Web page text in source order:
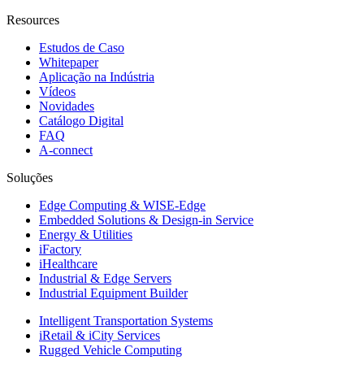
Resources
Estudos de Caso
Whitepaper
Aplicação na Indústria
Vídeos
Novidades
Catálogo Digital
FAQ
A-connect
Soluções
Edge Computing & WISE-Edge
Embedded Solutions & Design-in Service
Energy & Utilities
iFactory
iHealthcare
Industrial & Edge Servers
Industrial Equipment Builder
Intelligent Transportation Systems
iRetail & iCity Services
Rugged Vehicle Computing